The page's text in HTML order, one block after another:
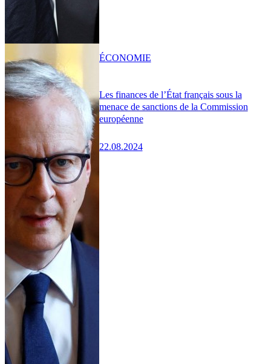
Les finances de l’État français sous la
menace de sanctions de la Commission
européenne
22.08.2024
ÉCONOMIE